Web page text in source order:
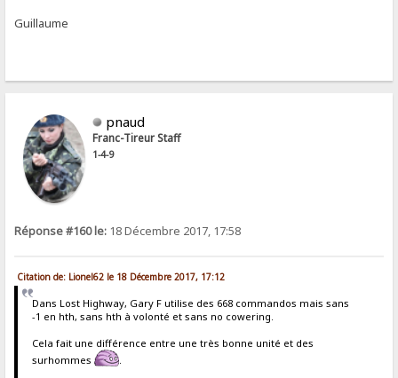
Guillaume
pnaud
Franc-Tireur Staff
1-4-9
Réponse #160 le: 18 Décembre 2017, 17:58
Citation de: Lionel62 le 18 Décembre 2017, 17:12
Dans Lost Highway, Gary F utilise des 668 commandos mais sans
-1 en hth, sans hth à volonté et sans no cowering.
Cela fait une différence entre une très bonne unité et des
surhommes
.